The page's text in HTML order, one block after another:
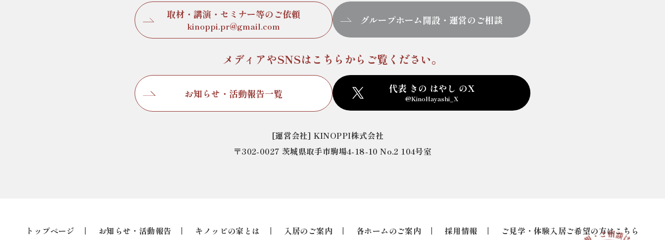
取材・講演・セミナー等のご依頼
kinoppi.pr@gmail.com グループホーム開設・運営のご相談
メディアやSNSは こちらからご覧ください。
お知らせ・活動報告一覧 代表 きの はやし のX
@KinoHayashi_X
[運営会社] KINOPPI株式会社
〒302-0027 茨城県取手市駒場4-18-10 No.2 104号室
トップページ お知らせ・活動報告 キノッピの家とは 入居のご案内 各ホームのご案内 採用情報 ご見学・体験入居ご希望の方はこちら